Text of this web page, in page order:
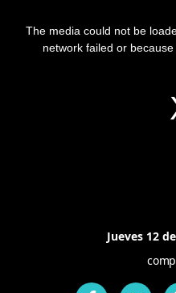
The media could not be
network failed or
Jueves 12